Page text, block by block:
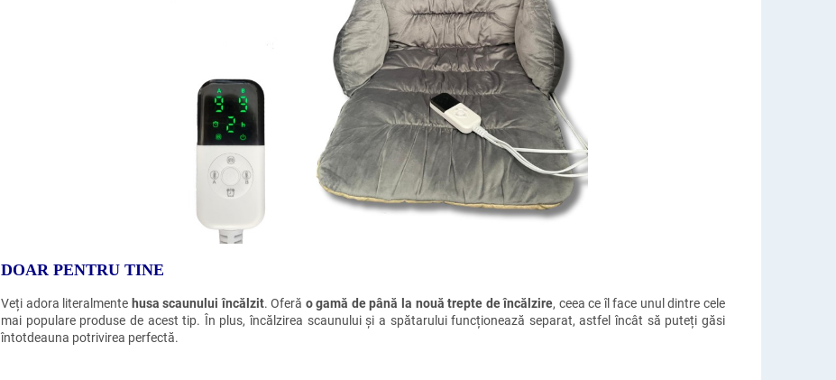
DOAR PENTRU TINE
Veți adora literalmente husa scaunului încălzit. Oferă o gamă de până la nouă trepte de încălzire, ceea ce îl face unul dintre cele
mai populare produse de acest tip. În plus, încălzirea scaunului și a spătarului funcționează separat, astfel încât să puteți găsi
întotdeauna potrivirea perfectă.